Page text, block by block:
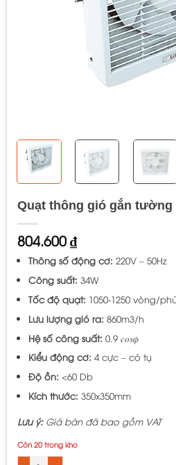
Quạt thông gió gắn tường
804.600₫
Thông số động cơ: 220V – 50Hz
Công suất: 34W
Tốc độ quạt: 1050-1250 vòng/
Lưu lượng gió ra: 860m3/h
Hệ số công suất: 0.9 𝑐𝑜𝑠𝜙
Kiểu động cơ: 4 cực – có tụ
Độ ồn: <60 Db
Kích thước: 350x350mm
Lưu ý:Giá bán đã bao gồm VAT
Còn 20 trong kho